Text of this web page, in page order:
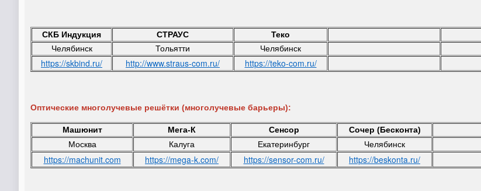
СКБ Индукция СТРАУС
Теко
Челябинск
Тольятти Челябинск
https://skbind.ru/ http://www.straus-com.ru/ https://teko-com.ru/
Оптические многолучевые решётки (многолучевые барьеры):
Машюнит Мега-К Сенсор
Сочер (Бесконта)
Москва
Калуга Екатеринбург Челябинск
https://machunit.com https://mega-k.com/ https://sensor-com.ru/ https://beskonta.ru/